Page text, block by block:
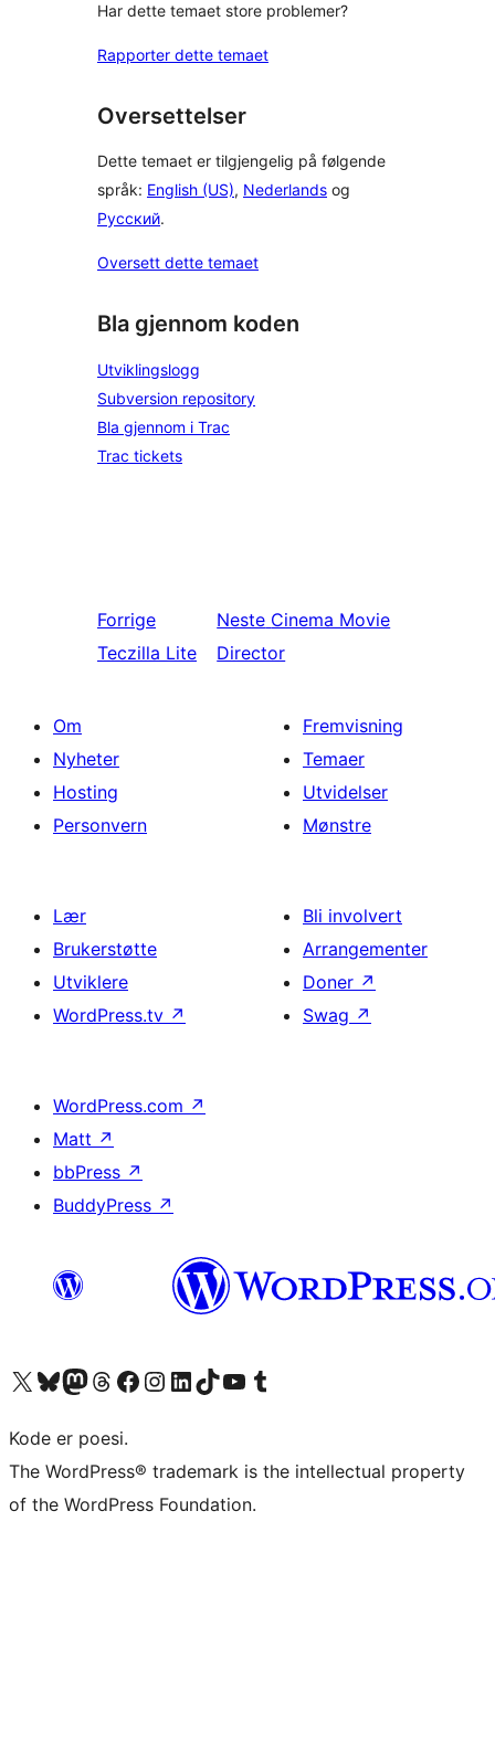
Har dette temaet store problemer?
Rapporter dette temaet
Oversettelser
Dette temaet er tilgjengelig på følgende
språk: English (US), Nederlands og
Русский.
Oversett dette temaet
Bla gjennom koden
Utviklingslogg
Subversion repository
Bla gjennom i Trac
Trac tickets
Forrige
Teczilla Lite
Neste Cinema Movie
Director
Om
Nyheter
Hosting
Personvern
Fremvisning
Temaer
Utvidelser
Mønstre
Lær
Brukerstøtte
Utviklere
WordPress.tv ↗
Bli involvert
Arrangementer
Doner ↗
Swag ↗
WordPress.com ↗
Matt ↗
bbPress ↗
BuddyPress ↗
Besøk vår konto på X Visit our Bluesky account
Besøk vår Mastodon-konto
Visit our Threads account
Besøk vår Facebook-sideBesøk vår Instagram-konto
Besøk vår LinkedIn-konto
Visit our TikTok account
Visit our YouTube channel
Visit our Tumblr account
Kode er poesi.
The WordPress® trademark is the intellectual property
of the WordPress Foundation.